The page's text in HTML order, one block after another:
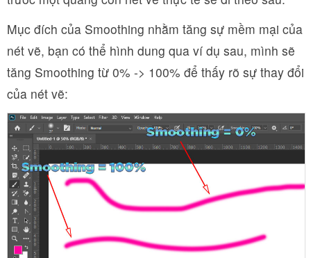
Mục đích của Smoothing nhằm tăng sự mềm mại của
nét vẽ, bạn có thể hình dung qua ví dụ sau, mình sẽ
tăng Smoothing từ 0% -> 100% để thấy rõ sự thay đổi
của nét vẽ: